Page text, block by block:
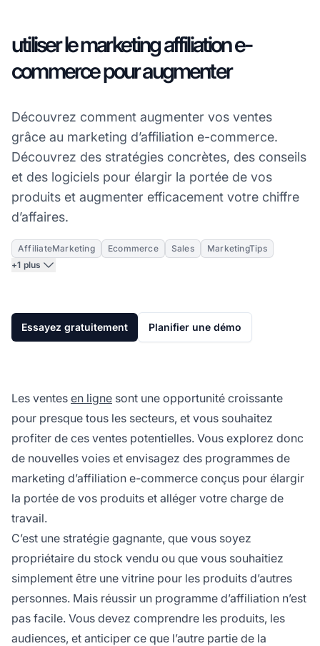
utiliser le marketing affiliation e-
commerce pour augmenter
Découvrez comment augmenter vos ventes
grâce au marketing d’affiliation e-commerce.
Découvrez des stratégies concrètes, des conseils
et des logiciels pour élargir la portée de vos
produits et augmenter efficacement votre chiffre
d’affaires.
AffiliateMarketing Ecommerce Sales
MarketingTips
+1 plus
Essayez gratuitement Planifier une démo
Les ventes en ligne sont une opportunité croissante
pour presque tous les secteurs, et vous souhaitez
profiter de ces ventes potentielles. Vous explorez donc
de nouvelles voies et envisagez des programmes de
marketing d’affiliation e-commerce conçus pour élargir
la portée de vos produits et alléger votre charge de
travail.
C’est une stratégie gagnante, que vous soyez
propriétaire du stock vendu ou que vous souhaitiez
simplement être une vitrine pour les produits d’autres
personnes. Mais réussir un programme d’affiliation n’est
pas facile. Vous devez comprendre les produits, les
audiences, et anticiper ce que l’autre partie de la